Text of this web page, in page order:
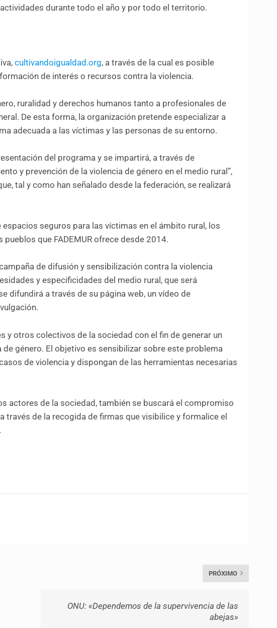
durante todo el año y por todo el territorio.
cultivandoigualdad.org, a través de la cual es posible
de interés o recursos contra la violencia.
ruralidad y derechos humanos tanto a profesionales de
De esta forma, la organización pretende especializar a
adecuada a las víctimas y las personas de su entorno.
del programa y se impartirá, a través de
y prevención de la violencia de género en el medio rural”,
tal y como han señalado desde la federación, se realizará
seguros para las víctimas en el ámbito rural, los
que FADEMUR ofrece desde 2014.
de difusión y sensibilización contra la violencia
y especificidades del medio rural, que será
difundirá a través de su página web, un vídeo de
y otros colectivos de la sociedad con el fin de generar un
género. El objetivo es sensibilizar sobre este problema
de violencia y dispongan de las herramientas necesarias
actores de la sociedad, también se buscará el compromiso
través de la recogida de firmas que visibilice y formalice el
PRÓXIMO
ONU: «Dependemos de la supervivencia de las
abejas»